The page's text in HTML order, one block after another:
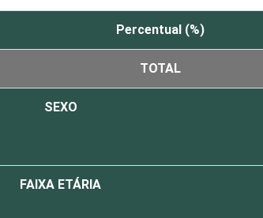
Percentual (%)
TOTAL
SEXO
FAIXA ETÁRIA